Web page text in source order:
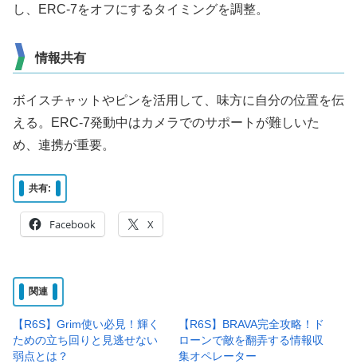
し、ERC-7をオフにするタイミングを調整。
情報共有
ボイスチャットやピンを活用して、味方に自分の位置を伝
える。ERC-7発動中はカメラでのサポートが難しいた
め、連携が重要。
共有:
Facebook X
関連
【R6S】Grim使い必見！輝く
ための立ち回りと見逃せない
弱点とは？
【R6S】BRAVA完全攻略！ド
ローンで敵を翻弄する情報収
集オペレーター